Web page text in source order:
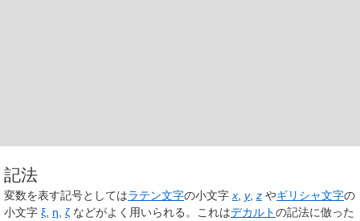
記法
変数を表す記号としてはラテン文字の小文字 x y, z やギリシャ文字の
小文字 ξ η ζ などがよく用いられる。これはデカルトの記法に倣った